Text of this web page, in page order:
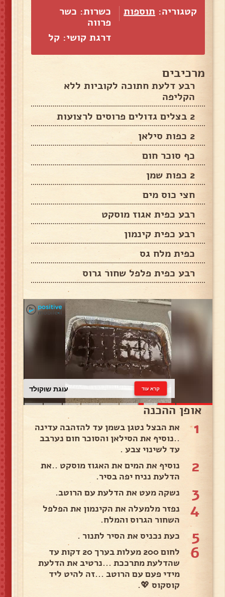
קטגוריה: תוספות
כשרות: כשר
פרווה
דרגת קושי: קל
מרכיבים
רבע דלעת חתוכה לקוביות ללא
הקליפה
2 בצלים גדולים פרוסים לרצועות
2 כפות סילאן
כף סוכר חום
2 כפות שמן
חצי כוס מים
רבע כפית אגוז מוסקט
רבע כפית קינמון
כפית מלח גס
רבע כפית פלפל שחור גרוס
עוגת שוקולד קרא עוד
אופן ההכנה
1
את הבצל נטגן בשמן עד להזהבה עדינה
..נוסיף את הסילאן והסוכר חום נערבב
עד לשינוי צבע .
2
נוסיף את המים את האגוז מוסקט ..את
הדלעת נניח יפה בסיר.
3 נשקה מעט את הדלעת עם הרוטב.
4
נפזר מלמעלה את הקינמון את הפלפל
השחור הגרוס והמלח.
5 כעת נכניס את הסיר לתנור .
6
לחום 200 מעלות בערך 20 דקות עד
שהדלעת מתרככת ...נרטיב את הדלעת
מידי פעם עם הרוטב ...זה להיט ליד
קוסקוס 💖.